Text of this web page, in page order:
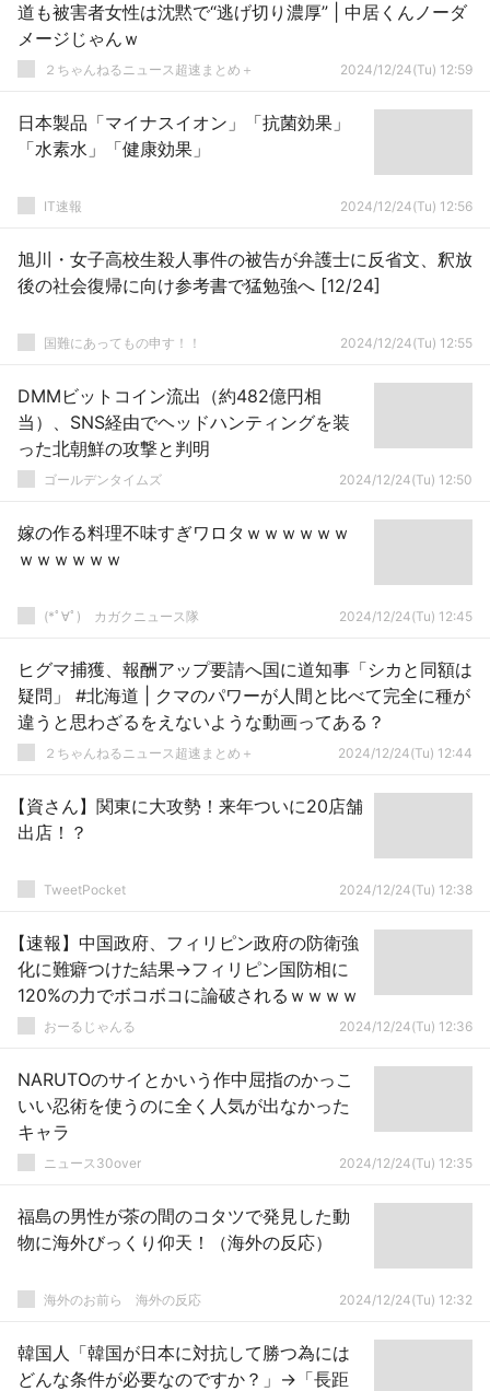
道も被害者女性は沈黙で“逃げ切り濃厚” | 中居くんノーダ
メージじゃんｗ
２ちゃんねるニュース超速まとめ＋ 2024/12/24(Tu) 12:59
日本製品「マイナスイオン」「抗菌効果」
「水素水」「健康効果」
IT速報 2024/12/24(Tu) 12:56
旭川・女子高校生殺人事件の被告が弁護士に反省文、釈放
後の社会復帰に向け参考書で猛勉強へ [12/24]
国難にあってもの申す！！ 2024/12/24(Tu) 12:55
DMMビットコイン流出（約482億円相
当）、SNS経由でヘッドハンティングを装
った北朝鮮の攻撃と判明
ゴールデンタイムズ 2024/12/24(Tu) 12:50
嫁の作る料理不味すぎワロタｗｗｗｗｗｗ
ｗｗｗｗｗｗ
(*ﾟ∀ﾟ)ゞカガクニュース隊 2024/12/24(Tu) 12:45
ヒグマ捕獲、報酬アップ要請へ国に道知事「シカと同額は
疑問」 #北海道 | クマのパワーが人間と比べて完全に種が
違うと思わざるをえないような動画ってある？
２ちゃんねるニュース超速まとめ＋ 2024/12/24(Tu) 12:44
【資さん】関東に大攻勢！来年ついに20店舗
出店！？
TweetPocket 2024/12/24(Tu) 12:38
【速報】中国政府、フィリピン政府の防衛強
化に難癖つけた結果→フィリピン国防相に
120%の力でボコボコに論破されるｗｗｗｗ
おーるじゃんる 2024/12/24(Tu) 12:36
NARUTOのサイとかいう作中屈指のかっこ
いい忍術を使うのに全く人気が出なかった
キャラ
ニュース30over 2024/12/24(Tu) 12:35
福島の男性が茶の間のコタツで発見した動
物に海外びっくり仰天！（海外の反応）
海外のお前ら 海外の反応 2024/12/24(Tu) 12:32
韓国人「韓国が日本に対抗して勝つ為には
どんな条件が必要なのですか？」→「長距